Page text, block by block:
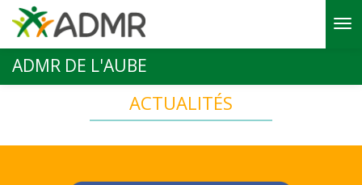
Aller au contenu principal
ADMR DE L'AUBE
ACTUALITÉS